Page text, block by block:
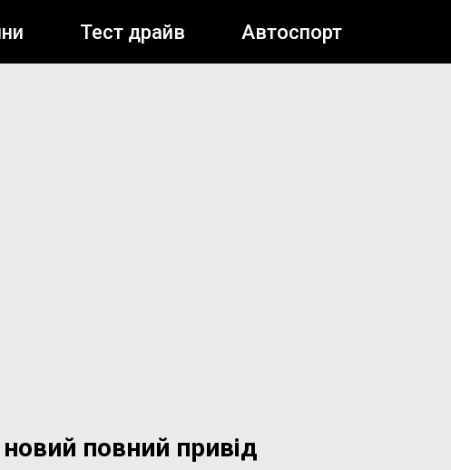
Тест драйв Автоспорт
повний привід